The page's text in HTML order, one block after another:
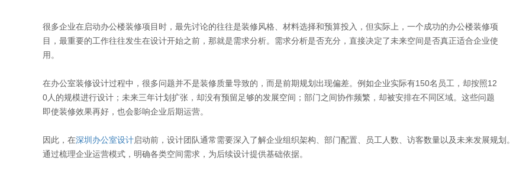
很多企业在启动办公楼装修项目时，最先讨论的往往是装修风格、材料选择和预算投入，但实际上，一个成功的办公楼装修项
目，最重要的工作往往发生在设计开始之前，那就是需求分析。需求分析是否充分，直接决定了未来空间是否真正适合企业使
用。
在办公室装修设计过程中，很多问题并不是装修质量导致的，而是前期规划出现偏差。例如企业实际有150名员工，却按照12
0人的规模进行设计；未来三年计划扩张，却没有预留足够的发展空间；部门之间协作频繁，却被安排在不同区域。这些问题
即使装修效果再好，也会影响企业后期运营。
因此，在深圳办公室设计启动前，设计团队通常需要深入了解企业组织架构、部门配置、员工人数、访客数量以及未来发展规划。
通过梳理企业运营模式，明确各类空间需求，为后续设计提供基础依据。